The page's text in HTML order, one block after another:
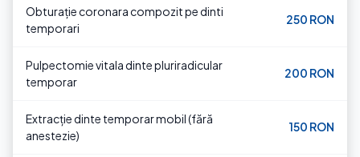
Obturație coronara compozit pe dinti
temporari
250 RON
Pulpectomie vitala dinte pluriradicular
temporar
200 RON
Extracție dinte temporar mobil (fără
anestezie)
150 RON